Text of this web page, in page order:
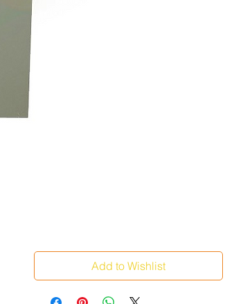
Add to Wishlist